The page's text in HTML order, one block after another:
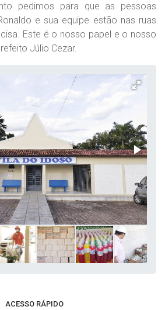
pedimos para que as pessoas
e sua equipe estão nas ruas
Este é o nosso papel e o nosso
Júlio Cezar.
ACESSO RÁPIDO